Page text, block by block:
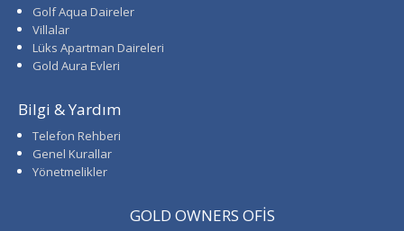
Golf Aqua Daireler
Villalar
Lüks Apartman Daireleri
Gold Aura Evleri
Bilgi & Yardım
Telefon Rehberi
Genel Kurallar
Yönetmelikler
GOLD OWNERS OFİS